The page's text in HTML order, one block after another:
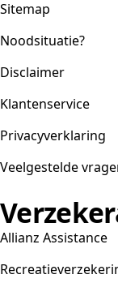
Sitemap
Noodsituatie?
Disclaimer
Klantenservice
Privacyverklaring
Veelgestelde
Allianz Assistance